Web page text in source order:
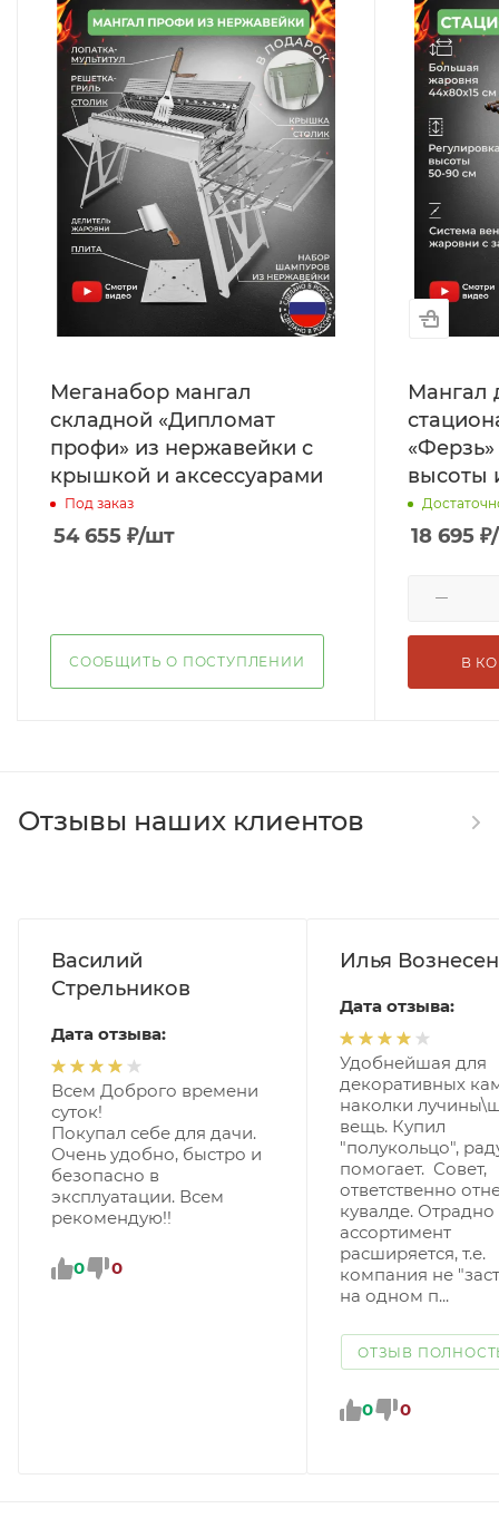
Меганабор мангал
складной «Дипломат
профи» из нержавейки с
крышкой и аксессуарами
Под заказ
54 655 ₽/шт
СООБЩИТЬ О ПОСТУПЛЕНИИ
Мангал
высоты
18 695 ₽
В
Отзывы наших клиентов
Василий
Стрельников
Дата отзыва:
Всем Доброго времени
суток!
Покупал себе для дачи.
Очень удобно, быстро и
безопасно в
эксплуатации. Всем
рекомендую!!
0 0
Илья
Дата отзыва:
Удобнейшая для
декоративных
наколки
вещь. Купил
"полукольцо",
помогает. Совет,
ответственно
кувалде. Отрадно
ассортимент
расширяется, т.е.
компания не
на одном п...
ОТЗЫВ
0 0